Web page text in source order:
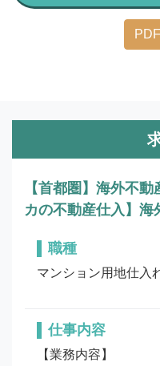
【首都圏】海外不
カの不動産仕入】
職種
マンション用地仕入
仕事内容
【業務内容】